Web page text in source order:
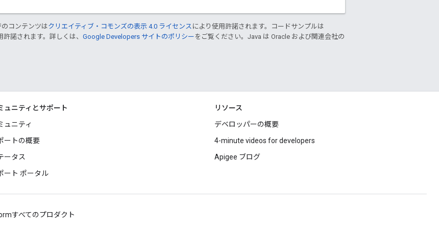
コンテンツはクリエイティブ・コモンズの表示 4.0 ライセンス により使用許諾されます。コードサンプルは
許諾されます。詳しくは、 Google Developers サイトのポリシー をご覧ください。Java は Oracle および関連会社の
ュニティとサポート
ュニティ
ートの概要
ータス
ート ポータル
リソース
デベロッパーの概要
4-minute videos for developers
Apigee ブログ
すべてのプロダクト